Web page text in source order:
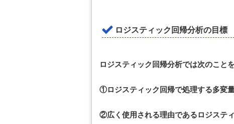
ロジスティック回帰分析の目標
ロジスティック回帰分析では次のこと
①ロジスティック回帰で処理する多変
②広く使用される理由であるロジステ